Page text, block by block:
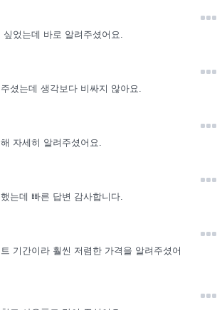
싶었는데 바로 알려주셨어요.
셨는데 생각보다 비싸지 않아요.
자세히 알려주셨어요.
는데 빠른 답변 감사합니다.
기간이라 훨씬 저렴한 가격을 알려주셨어